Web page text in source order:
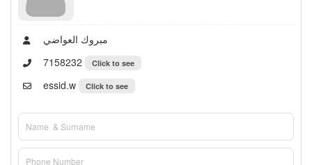
مبروك العواضي
7158232
Click to see
essid.w Click to see